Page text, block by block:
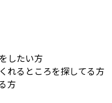
したい方
れるところを探してる方
方